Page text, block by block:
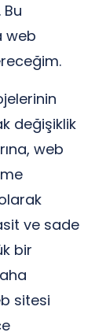
web
değişiklik
web
ve sade
bir
sitesi